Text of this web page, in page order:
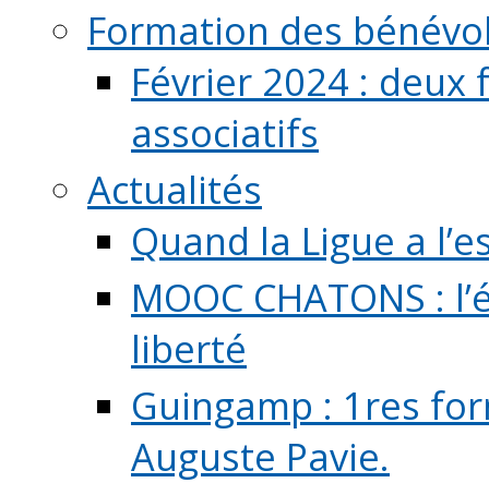
Formation des
Février 2024 :
associatifs
Actualités
Quand la Ligue a
MOOC CHATONS
liberté
Guingamp : 1res
Auguste Pavie.